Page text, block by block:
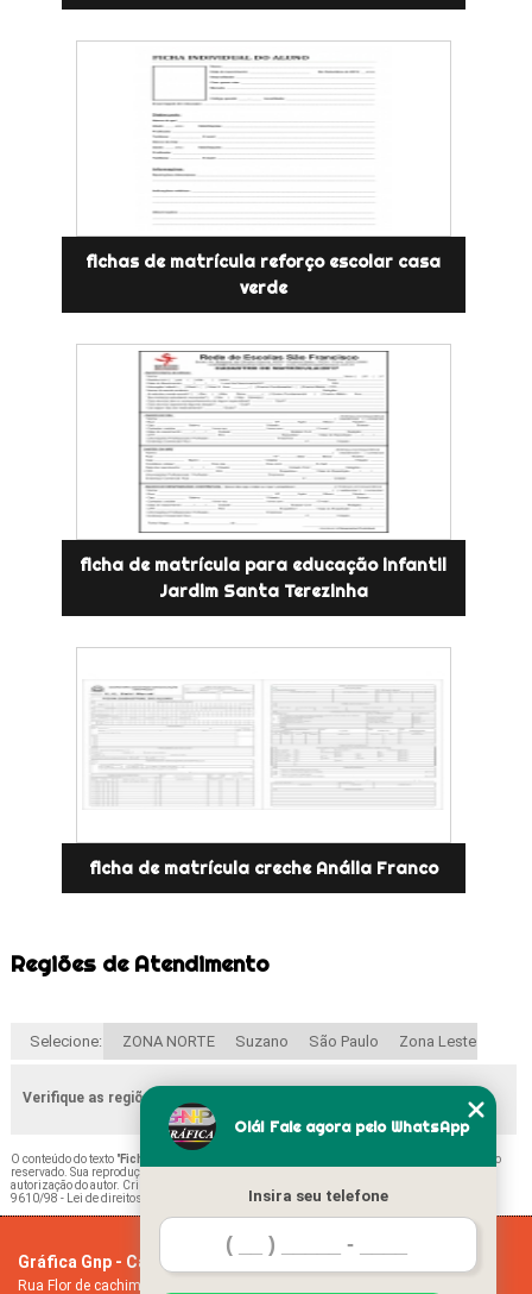
fichas de matrícula reforço escolar casa
verde
ficha de matrícula para educação infantil
Jardim Santa Terezinha
ficha de matrícula creche Anália Franco
Regiões de Atendimento
Selecione: ZONA NORTE Suzano São Paulo Zona Leste
Verifique as regiões que atendemos
O conteúdo do texto "Fichas de Matrícula para Berçário Engenheiro Goulart
" é de direito
reservado. Sua reprodução, parcial ou total, mesmo citando nossos links, é proibida sem a
autorização do autor. Crime de violação de direito autoral – artigo 184 do Código Penal –
9610/98 - Lei de direitos autorais
Gráfica Gnp - Cartão de visita
Rua Flor de cachimbo, 274 - Jardim Santana
Empresa
Olá! Fale agora pelo WhatsApp
Insira seu telefone